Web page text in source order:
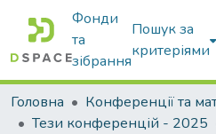
Фонди
та
зібрання
Пошук за
критеріями
Головна
Тези конференцій - 2025